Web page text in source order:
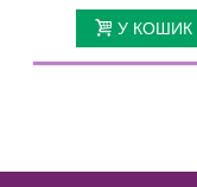
У КОШИК